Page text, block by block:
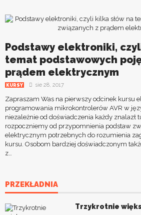
Podstawy elektroniki,
temat podstawowych
prądem elektrycznym
KURSY sie 28, 2017
Zapraszam Was na pierwszy odcinek kursu
programowania mikrokontrolerów AVR w
niezależnie od doświadczenia każdy znalazł
rozpoczniemy od przypomnienia podstaw
elektrycznym potrzebnych do rozumienia
kursu. Osobom bardziej doświadczonym
z…
PRZEKŁADNIA
Trzykrotnie